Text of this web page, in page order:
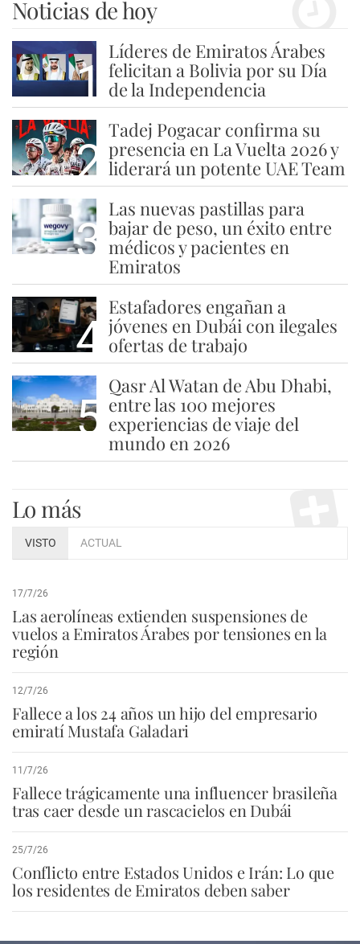
Noticias de hoy
1
Líderes de Emiratos Árabes
felicitan a Bolivia por su Día
de la Independencia
2
Tadej Pogacar confirma su
presencia en La Vuelta 2026 y
liderará un potente UAE Team
3
Las nuevas pastillas para
bajar de peso, un éxito entre
médicos y pacientes en
Emiratos
4
Estafadores engañan a
jóvenes en Dubái con ilegales
ofertas de trabajo
5
Qasr Al Watan de Abu Dhabi,
entre las 100 mejores
experiencias de viaje del
mundo en 2026
Lo más
VISTO ACTUAL
17/7/26
Las aerolíneas extienden suspensiones de
vuelos a Emiratos Árabes por tensiones en la
región
12/7/26
Fallece a los 24 años un hijo del empresario
emiratí Mustafa Galadari
11/7/26
Fallece trágicamente una influencer brasileña
tras caer desde un rascacielos en Dubái
25/7/26
Conflicto entre Estados Unidos e Irán: Lo que
los residentes de Emiratos deben saber